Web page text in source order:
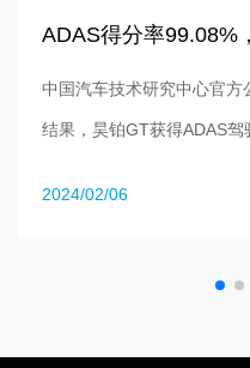
ADAS得分率99.08%
中国汽车技术研究中心官方
结果，昊铂GT获得ADAS驾
2024/02/06